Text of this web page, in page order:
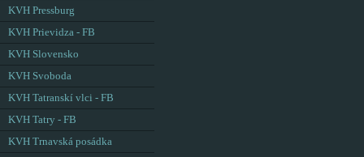
KVH Pressburg
KVH Prievidza - FB
KVH Slovensko
KVH Svoboda
KVH Tatranskí vlci - FB
KVH Tatry - FB
KVH Trnavská posádka